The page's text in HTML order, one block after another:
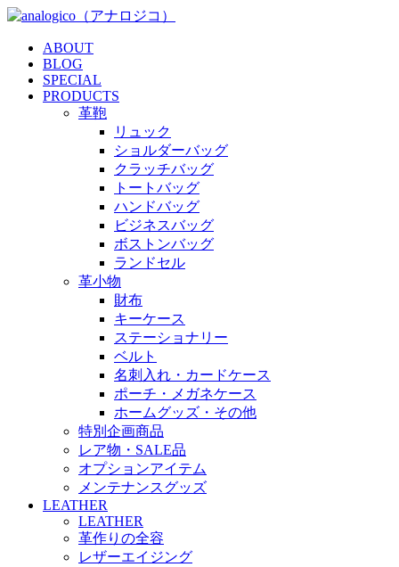
ABOUT
BLOG
SPECIAL
PRODUCTS
革鞄
リュック
ショルダーバッグ
クラッチバッグ
トートバッグ
ハンドバッグ
ビジネスバッグ
ボストンバッグ
ランドセル
革小物
財布
キーケース
ステーショナリー
ベルト
名刺入れ・カードケース
ポーチ・メガネケース
ホームグッズ・その他
特別企画商品
レア物・SALE品
オプションアイテム
メンテナンスグッズ
LEATHER
LEATHER
革作りの全容
レザーエイジング